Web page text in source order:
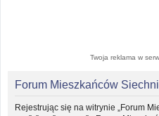
Twoja reklama w
Forum Mieszkańców
Rejestrując się na witrynie „Forum